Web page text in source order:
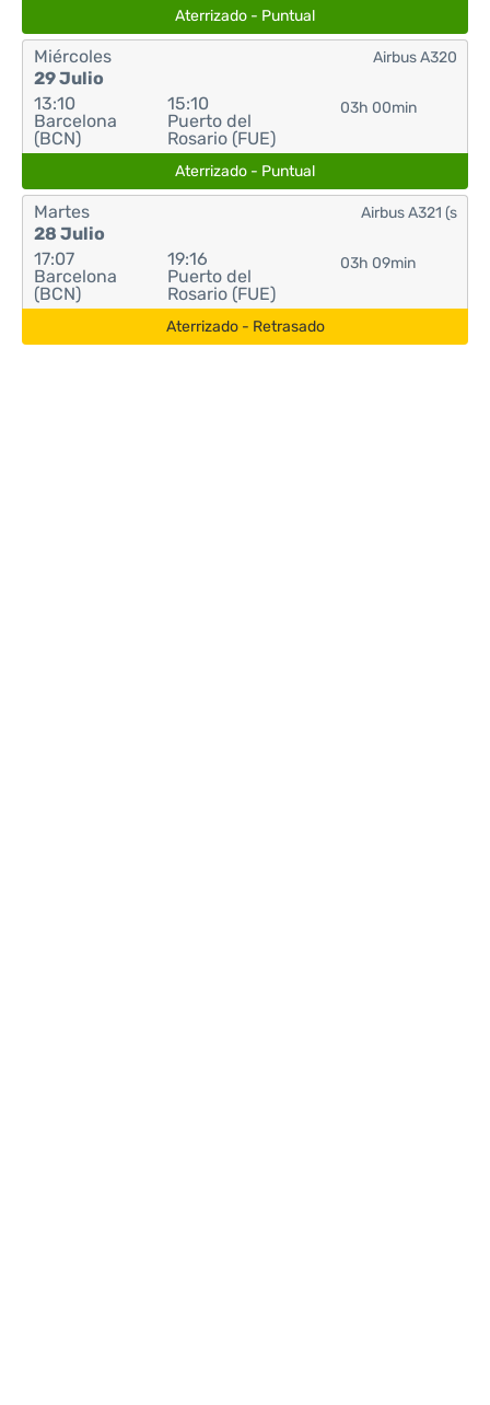
Aterrizado - Puntual
Miércoles
29 Julio
13:10
Barcelona
(BCN)
15:10
Puerto del
Rosario (FUE)
03h 00min
Airbus A320
Aterrizado - Puntual
Martes
28 Julio
17:07
Barcelona
(BCN)
19:16
Puerto del
Rosario (FUE)
03h 09min
Airbus A321 (s
Aterrizado - Retrasado